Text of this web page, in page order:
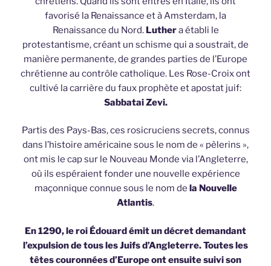
favorisé la Renaissance et à Amsterdam, la
Renaissance du Nord. Luthera établi le
protestantisme, créant un schisme qui a soustrait, de
manière permanente, de grandes parties de l’Europe
chrétienne au contrôle catholique. Les Rose-Croix ont
cultivé la carrière du faux prophète et apostat juif:
Sabbatai Zevi.
Partis des Pays-Bas, ces rosicruciens secrets, connus
dans l’histoire américaine sous le nom de « pèlerins »,
ont mis le cap sur le Nouveau Monde via l’Angleterre,
où ils espéraient fonder une nouvelle expérience
maçonnique connue sous le nom de la Nouvelle
Atlantis.
En 1290, le roi Édouard émit un décret demandant
l’expulsion de tous les Juifs d’Angleterre. Toutes les
têtes couronnées d’Europe ont ensuite suivi son